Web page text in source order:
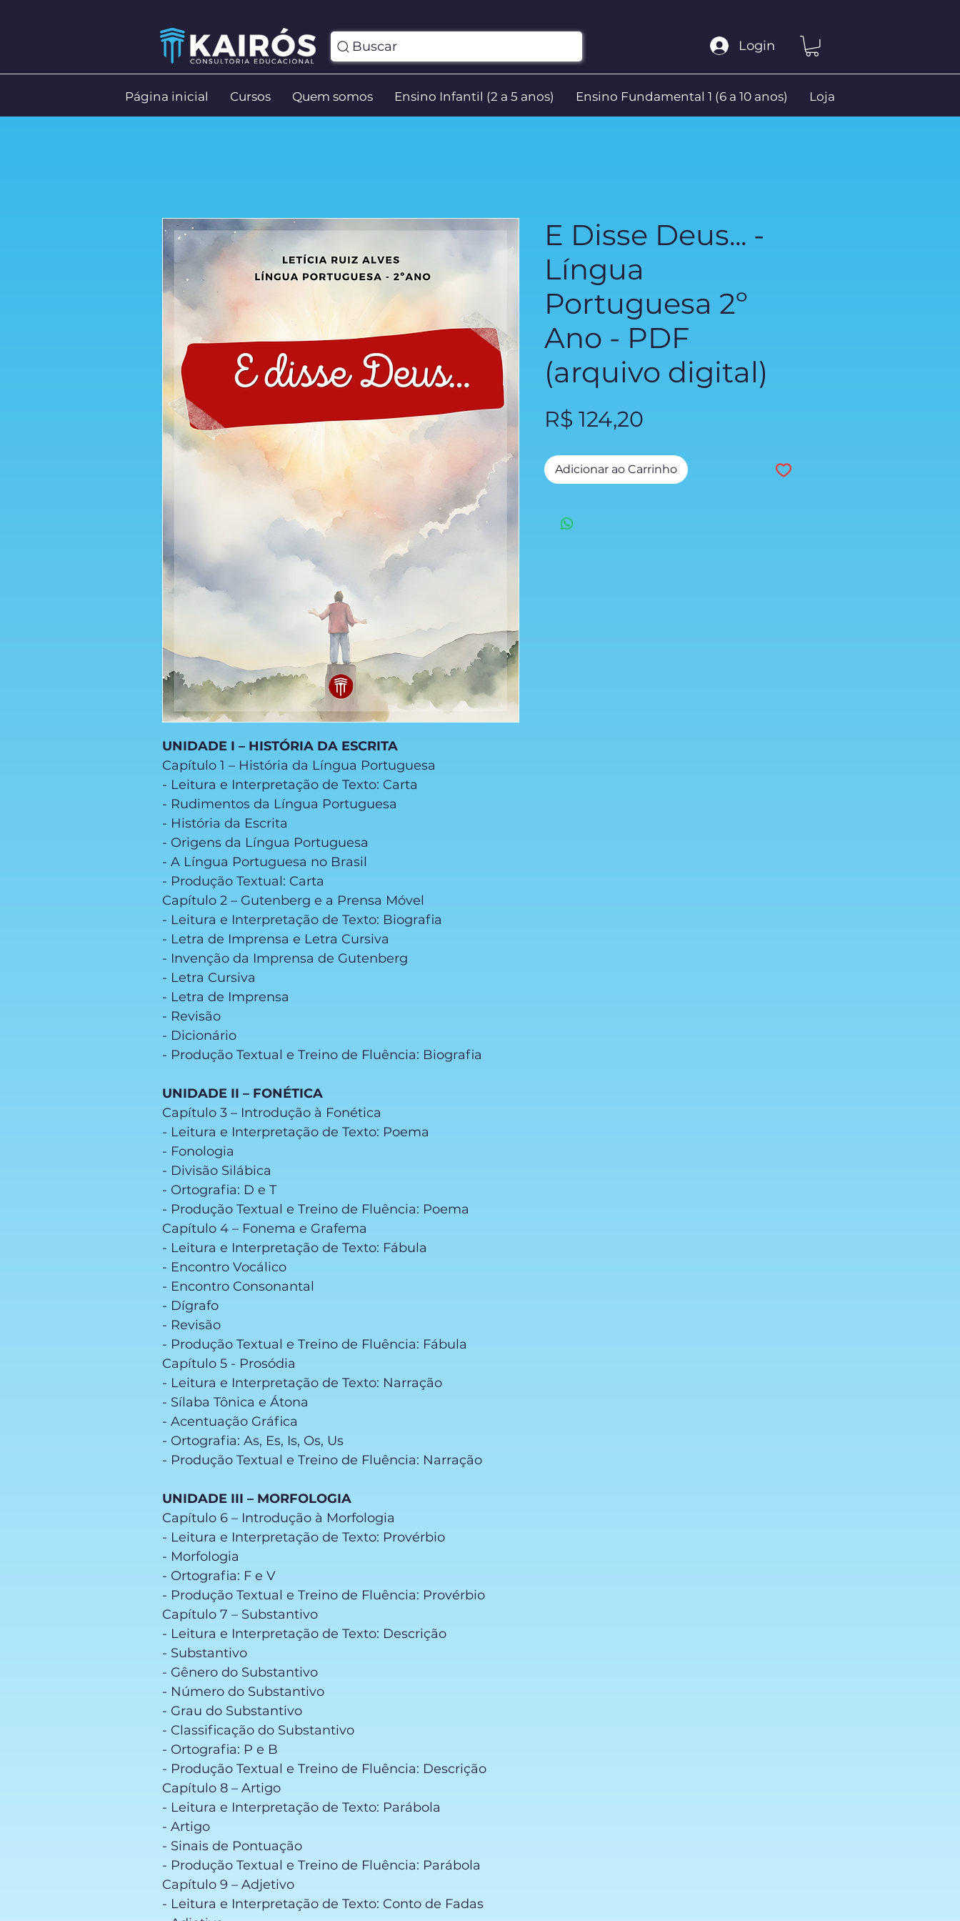
Buscar Login
Página inicial Cursos Quem somos Ensino Infantil (2 a 5 anos) Ensino Fundamental 1 (6 a 10 anos) Loja
UNIDADE I – HISTÓRIA DA ESCRITA
Capítulo 1 – História da Língua Portuguesa
- Leitura e Interpretação de Texto: Carta
- Rudimentos da Língua Portuguesa
- História da Escrita
- Origens da Língua Portuguesa
- A Língua Portuguesa no Brasil
- Produção Textual: Carta
Capítulo 2 – Gutenberg e a Prensa Móvel
- Leitura e Interpretação de Texto: Biografia
- Letra de Imprensa e Letra Cursiva
- Invenção da Imprensa de Gutenberg
- Letra Cursiva
- Letra de Imprensa
- Revisão
- Dicionário
- Produção Textual e Treino de Fluência: Biografia
UNIDADE II – FONÉTICA
Capítulo 3 – Introdução à Fonética
- Leitura e Interpretação de Texto: Poema
- Fonologia
- Divisão Silábica
- Ortografia: D e T
- Produção Textual e Treino de Fluência: Poema
Capítulo 4 – Fonema e Grafema
- Leitura e Interpretação de Texto: Fábula
- Encontro Vocálico
- Encontro Consonantal
- Dígrafo
- Revisão
- Produção Textual e Treino de Fluência: Fábula
Capítulo 5 - Prosódia
- Leitura e Interpretação de Texto: Narração
- Sílaba Tônica e Átona
- Acentuação Gráfica
- Ortografia: As, Es, Is, Os, Us
- Produção Textual e Treino de Fluência: Narração
UNIDADE III – MORFOLOGIA
Capítulo 6 – Introdução à Morfologia
- Leitura e Interpretação de Texto: Provérbio
- Morfologia
- Ortografia: F e V
- Produção Textual e Treino de Fluência: Provérbio
Capítulo 7 – Substantivo
- Leitura e Interpretação de Texto: Descrição
- Substantivo
- Gênero do Substantivo
- Número do Substantivo
- Grau do Substantivo
- Classificação do Substantivo
- Ortografia: P e B
- Produção Textual e Treino de Fluência: Descrição
Capítulo 8 – Artigo
- Leitura e Interpretação de Texto: Parábola
- Artigo
- Sinais de Pontuação
- Produção Textual e Treino de Fluência: Parábola
Capítulo 9 – Adjetivo
- Leitura e Interpretação de Texto: Conto de Fadas
E Disse Deus... -
Língua
Portuguesa 2º
Ano - PDF
(arquivo digital)
R$ 124,20
Adicionar ao Carrinho